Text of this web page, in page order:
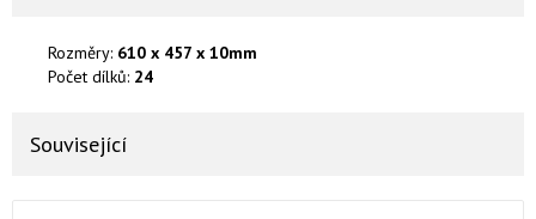
Rozměry: 610 x 457 x 10mm
Počet dílků: 24
Související